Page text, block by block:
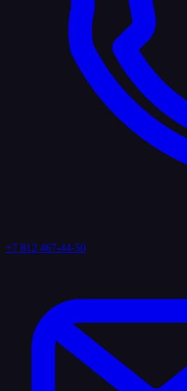
+7 812 467-44-50